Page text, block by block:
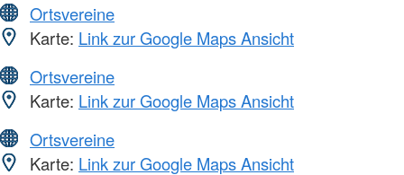
Ortsvereine
Karte: Link zur Google Maps Ansicht
Ortsvereine
Karte: Link zur Google Maps Ansicht
Ortsvereine
Karte: Link zur Google Maps Ansicht